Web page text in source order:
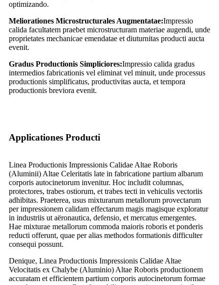
optimizando.
Meliorationes Microstructurales Augmentatae:Impressio
calida facultatem praebet microstructuram materiae augendi, unde
proprietates mechanicae emendatae et diuturnitas producti aucta
evenit.
Gradus Productionis Simpliciores:Impressio calida gradus
intermedios fabricationis vel eliminat vel minuit, unde processus
productionis simplificatus, productivitas aucta, et tempora
productionis breviora evenit.
Applicationes Producti
Linea Productionis Impressionis Calidae Altae Roboris
(Aluminii) Altae Celeritatis late in fabricatione partium albarum
corporis autocinetorum invenitur. Hoc includit columnas,
protectores, trabes ostiorum, et trabes tecti in vehiculis vectoriis
adhibitas. Praeterea, usus mixturarum metallorum provectarum
per impressionem calidam effectarum magis magisque exploratur
in industriis ut aëronautica, defensio, et mercatus emergentes.
Hae mixturae metallorum commoda maioris roboris et ponderis
reducti offerunt, quae per alias methodos formationis difficulter
consequi possunt.
Denique, Linea Productionis Impressionis Calidae Altae
Velocitatis ex Chalybe (Aluminio) Altae Roboris productionem
accuratam et efficientem partium corporis autocinetorum formae